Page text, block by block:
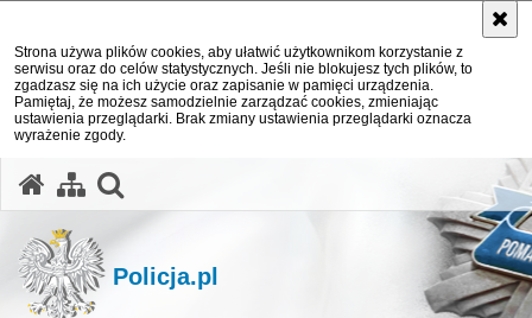
Strona używa plików cookies, aby ułatwić użytkownikom korzystanie z
serwisu oraz do celów statystycznych. Jeśli nie blokujesz tych plików, to
zgadzasz się na ich użycie oraz zapisanie w pamięci urządzenia.
Pamiętaj, że możesz samodzielnie zarządzać cookies, zmieniając
ustawienia przeglądarki. Brak zmiany ustawienia przeglądarki oznacza
wyrażenie zgody.
Policja.pl